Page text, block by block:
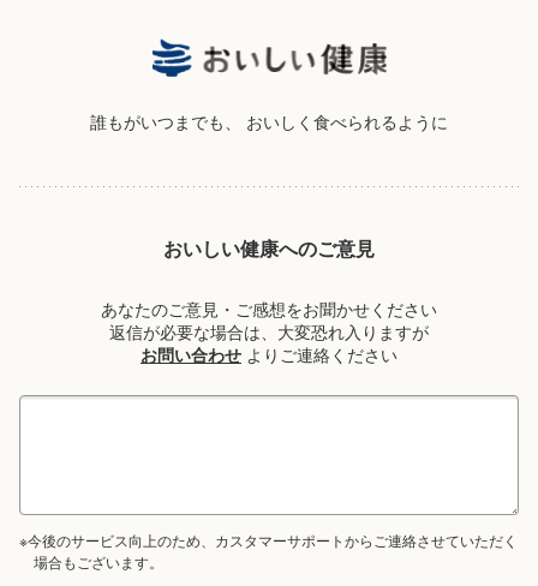
誰もがいつまでも、 おいしく食べられるように
おいしい健康へのご意見
あなたのご意見・ご感想をお聞かせください
返信が必要な場合は、大変恐れ入りますが
お問い合わせ よりご連絡ください
※今後のサービス向上のため、カスタマーサポートからご連絡させていただく
場合もございます。